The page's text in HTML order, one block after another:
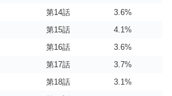
第14話
3.6%
第15話
4.1%
第16話
3.6%
第17話
3.7%
第18話
3.1%